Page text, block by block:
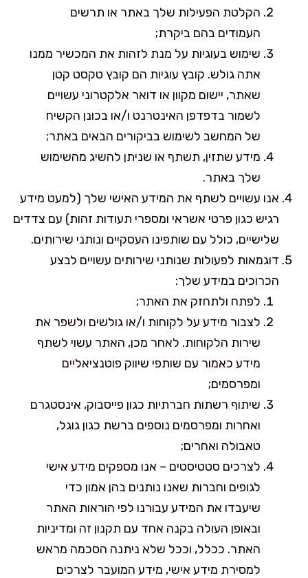
הקלטת הפעילות שלך באתר או תרשים
העמודים בהם ביקרת;
שימוש בעוגיות על מנת לזהות את המכשיר ממנו
אתה גולש. קובץ עוגיות הם קובץ טקסט קטן
שאתר, יישום מקוון או דואר אלקטרוני עשויים
לשמור בדפדפן האינטרנט ו/או בכונן הקשיח
של המחשב לשימוש בביקורים הבאים באתר;
מידע שתזין, תשתף או שניתן להשיג מהשימוש
שלך באתר.
אנו עשויים לשתף את המידע האישי שלך (למעט מידע
רגיש כגון פרטי אשראי ומספרי תעודות זהות) עם צדדים
שלישיים, כולל עם שותפינו העסקיים ונותני שירותים.
דוגמאות לפעולות שנותני שירותים עשויים לבצע
הכרוכים במידע שלך:
לפתח ולתחזק את האתר;
לצבור מידע על לקוחות ו/או גולשים ולשפר את
שירות הלקוחות. לאחר מכן, האתר עשוי לשתף
מידע כאמור עם שותפי שיווק פוטנציאליים
ומפרסמים;
שיתוף רשתות חברתיות כגון פייסבוק, אינסטגרם
ואחרות ומפרסמים נוספים ברשת כגון גוגל,
טאבולה ואחרים;
לצרכים סטטיסטים – אנו מספקים מידע אישי
לגופים וחברות שאנו נותנים בהן אמון כדי
שיעבדו את המידע עבורנו לפי הוראות האתר
ובאופן העולה בקנה אחד עם תקנון זה ומדיניות
האתר. ככלל, וככל שלא ניתנה הסכמה מראש
למסירת מידע אישי, מידע המועבר לצרכים